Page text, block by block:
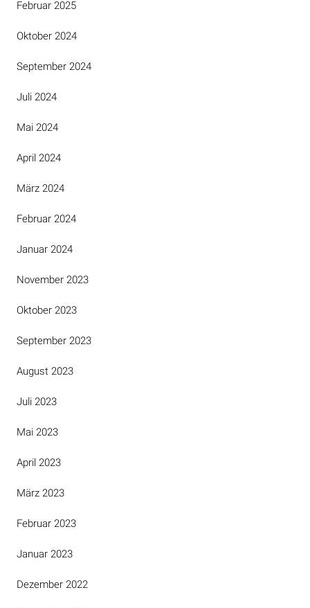
Februar 2025
Oktober 2024
September 2024
Juli 2024
Mai 2024
April 2024
März 2024
Februar 2024
Januar 2024
November 2023
Oktober 2023
September 2023
August 2023
Juli 2023
Mai 2023
April 2023
März 2023
Februar 2023
Januar 2023
Dezember 2022